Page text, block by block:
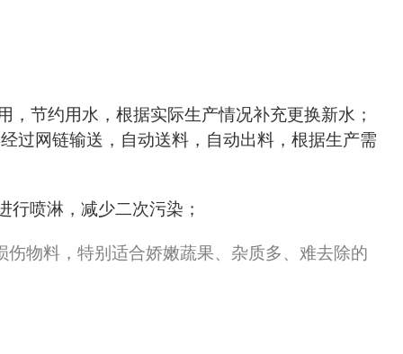
节约用水，根据实际生产情况补充更换新水；
过网链输送，自动送料，自动出料，根据生产需
喷淋，减少二次污染；
物料，特别适合娇嫩蔬果、杂质多、难去除的